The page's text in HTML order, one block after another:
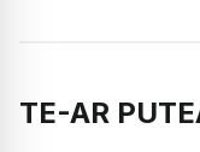
TE-AR